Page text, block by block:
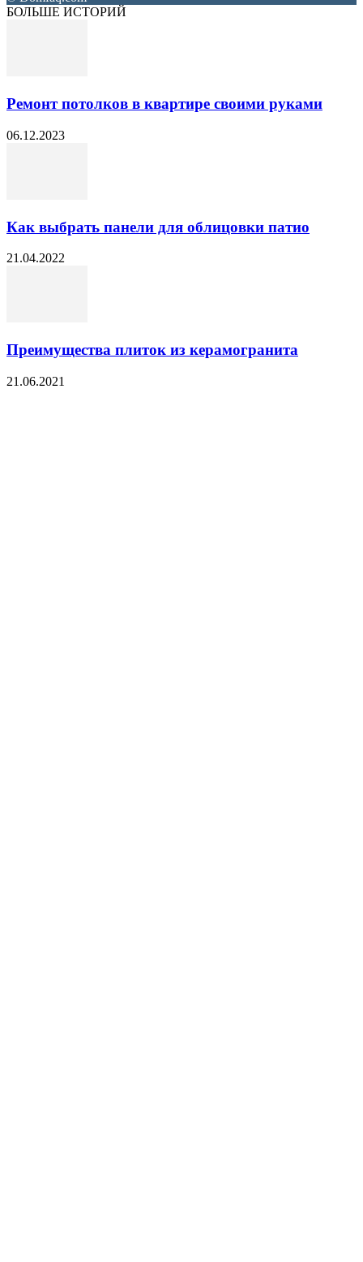
БОЛЬШЕ ИСТОРИЙ
Ремонт потолков в квартире своими руками
06.12.2023
Как выбрать панели для облицовки патио
21.04.2022
Преимущества плиток из керамогранита
21.06.2021